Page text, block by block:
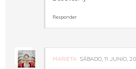
Responder
MARIETA SÁBADO, 11 JUNIO,